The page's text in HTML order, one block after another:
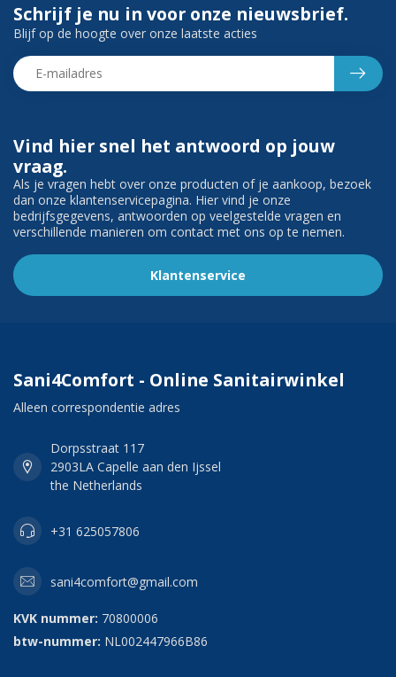
Vind hier snel het antwoord op jouw
vraag.
Als je vragen hebt over onze producten of je aankoop, bezoek
dan onze klantenservicepagina. Hier vind je onze
bedrijfsgegevens, antwoorden op veelgestelde vragen en
verschillende manieren om contact met ons op te nemen.
Klantenservice
Schrijf je nu in voor onze nieuwsbrief.
Blijf op de hoogte over onze laatste acties
Sani4Comfort - Online Sanitairwinkel
Alleen correspondentie adres
Dorpsstraat 117
2903LA Capelle aan den Ijssel
the Netherlands
+31 625057806
sani4comfort@gmail.com
KVK nummer: 70800006
btw-nummer: NL002447966B86